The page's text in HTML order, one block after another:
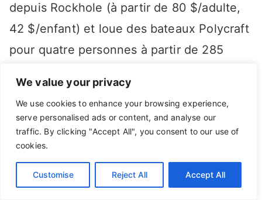
We value your privacy
We use cookies to enhance your browsing experience,
serve personalised ads or content, and analyse our
traffic. By clicking "Accept All", you consent to our use of
cookies.
Customise Reject All Accept All
depuis Rockhole (à partir de 80 $/adulte,
42 $/enfant) et loue des bateaux Polycraft
pour quatre personnes à partir de 285
croisières au départ de Corroboree
Billabong, sur la rive ouest de la Mary
River (à partir de 60 $/adulte,
wildlands.com.au ou